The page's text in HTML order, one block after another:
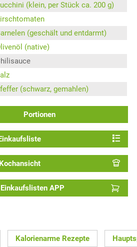
(klein, per Stück ca. 200 g)
(geschält und entdarmt)
(native)
(schwarz, gemahlen)
Portionen
Einkaufsliste
Kochansicht
APP
Kalorienarme Rezepte